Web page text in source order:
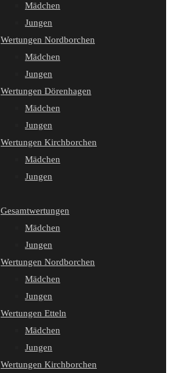
Mädchen
Jungen
Wertungen Nordborchen
Mädchen
Jungen
Wertungen Dörenhagen
Mädchen
Jungen
Wertungen Kirchborchen
Mädchen
Jungen
Gesamtwertungen
Mädchen
Jungen
Wertungen Nordborchen
Mädchen
Jungen
Wertungen Etteln
Mädchen
Jungen
Wertungen Kirchborchen